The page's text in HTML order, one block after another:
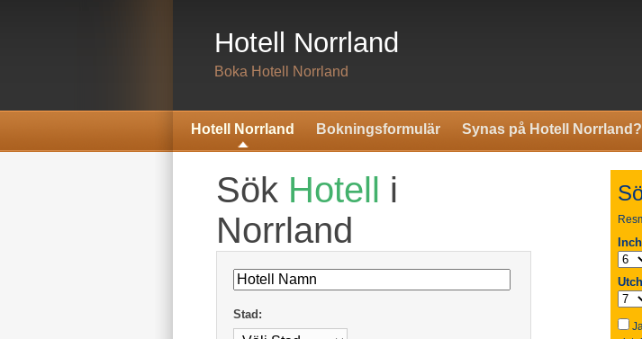
Hotell Norrland
Boka Hotell Norrland
Hotell Norrland Bokningsformulär Synas på Hotell Norrland?
Sök Hotell i
Norrland
Stad: